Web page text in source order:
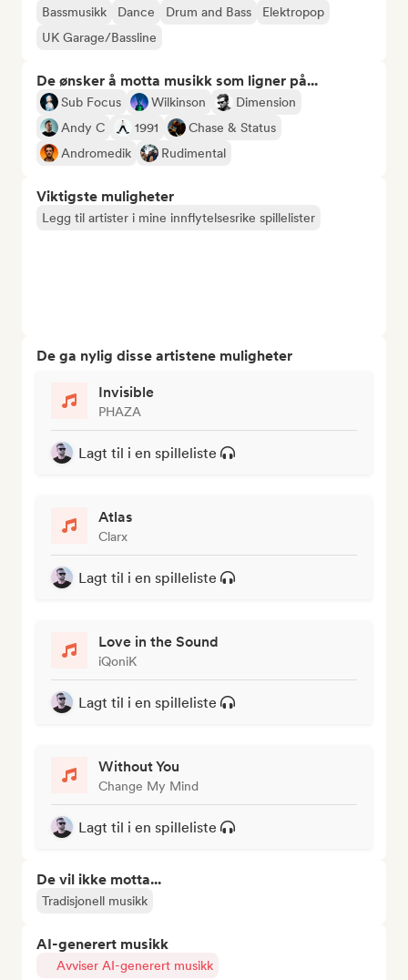
Bassmusikk Dance Drum and Bass
Elektropop
UK Garage/Bassline
De ønsker å motta musikk som ligner på...
Sub Focus Wilkinson
Dimension
Andy C
1991
Chase & Status
Andromedik
Rudimental
Viktigste muligheter
Legg til artister i mine innflytelsesrike spillelister
De ga nylig disse artistene muligheter
Invisible
PHAZA
Lagt til i en spilleliste
Atlas
Clarx
Lagt til i en spilleliste
Love in the Sound
iQoniK
Lagt til i en spilleliste
Without You
Change My Mind
Lagt til i en spilleliste
De vil ikke motta...
Tradisjonell musikk
AI-generert musikk
Avviser AI-generert musikk